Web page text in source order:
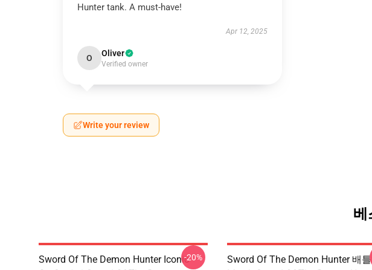
Hunter tank. A must-have!
Apr 12, 2025
O Oliver
Verified owner
Write your review
베
Sword Of The Demon Hunter Iconic-20%
Sword Of The Demon Hunter 배틀